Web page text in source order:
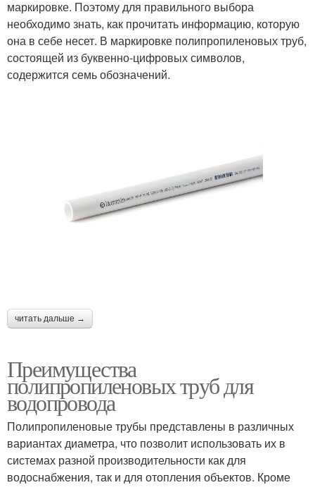
маркировке. Поэтому для правильного выбора
необходимо знать, как прочитать информацию, которую
она в себе несет. В маркировке полипропиленовых труб,
состоящей из буквенно-цифровых символов,
содержится семь обозначений.
читать дальше →
Преимущества
полипропиленовых труб для
водопровода
Полипропиленовые трубы представлены в различных
вариантах диаметра, что позволит использовать их в
системах разной производительности как для
водоснабжения, так и для отопления объектов. Кроме